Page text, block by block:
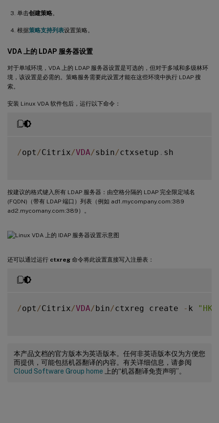
单击创建策略。
根据策略支持列表设置策略。
VDA 上的 LDAP 服务器设置
对于单域环境，VDA 上的 LDAP 服务器设置是可选的，但对于多域和多级林环
境，该设置是必需的。策略服务需要此设置才能在这些环境中执行 LDAP 搜
索。
安装 Linux VDA 软件包后，运行以下命令：
/opt /Citrix/VDA/sbin/ctxsetup . sh
按建议的格式键入所有 LDAP 服务器：由空格分隔的 LDAP 完全限定域名
(FQDN)（带有 LDAP 端口）列表（例如 ad1.mycompany.com:389
ad2.mycomany.com:389）。
还可以通过运行 ctxreg 命令将此设置直接写入注册表：
/opt /Citrix/VDA/bin/ctxreg create - k
本产品文档的官方版本为英语版本。任何非英语版本仅为方便您
而提供，可能包括机器翻译的内容。有关详细信息，请参阅
Cloud Software Group home 上的“机器翻译免责声明”。